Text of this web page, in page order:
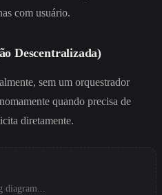
com usuário.
Descentralizada)
sem um orquestrador
quando precisa de
diretamente.
diagram...